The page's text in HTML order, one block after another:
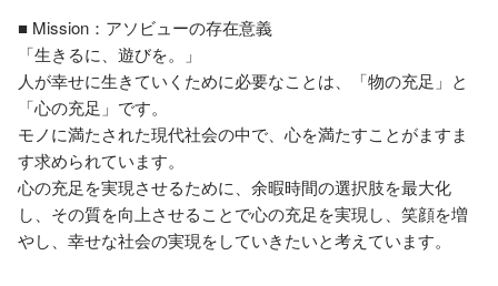
■ Mission：アソビューの存在意義
「生きるに、遊びを。」
人が幸せに生きていくために必要なことは、「物の充足」と
「心の充足」です。
モノに満たされた現代社会の中で、心を満たすことがますま
す求められています。
心の充足を実現させるために、余暇時間の選択肢を最大化
し、その質を向上させることで心の充足を実現し、笑顔を増
やし、幸せな社会の実現をしていきたいと考えています。